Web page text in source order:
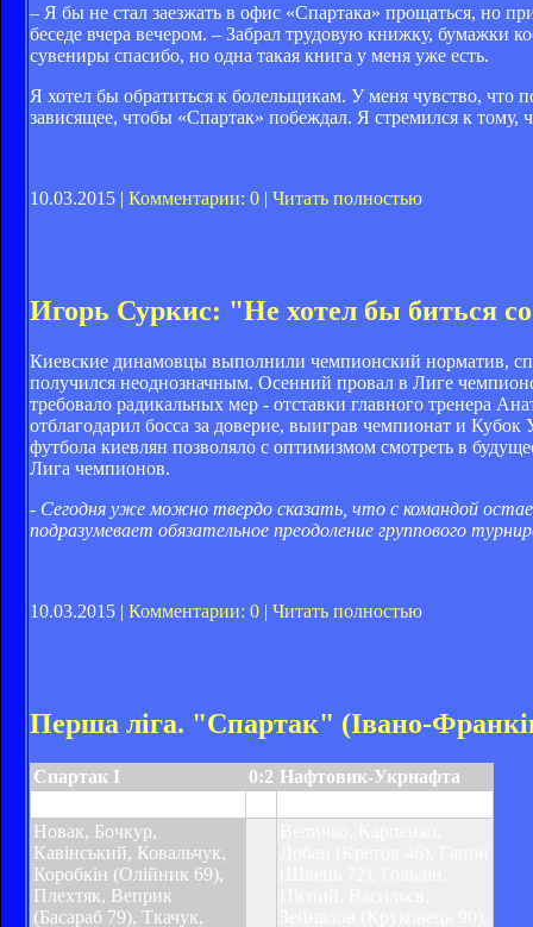
– Я бы не стал заезжать в офис «Спартака» прощаться, но
беседе вчера вечером. – Забрал трудовую книжку, бумажки
сувениры спасибо, но одна такая книга у меня уже есть.
Я хотел бы обратиться к болельщикам. У меня чувство, что
зависящее, чтобы «Спартак» побеждал. Я стремился к тому,
10.03.2015 | Комментарии: 0 | Читать полностью
Игорь Суркис: "Не хотел бы биться
Киевские динамовцы выполнили чемпионский норматив,
получился неоднозначным. Осенний провал в Лиге
требовало радикальных мер - отставки главного тренера
отблагодарил босса за доверие, выиграв чемпионат и
футбола киевлян позволяло с оптимизмом смотреть в
Лига чемпионов.
- Сегодня уже можно твердо сказать, что с командой
подразумевает обязательное преодоление группового
10.03.2015 | Комментарии: 0 | Читать полностью
Перша ліга. "Спартак" (Івано-
Спартак І 0:2 Нафтовик-Укрнафта
Новак, Бочкур,
Кавінський, Ковальчук,
Коробкін (Олійник 69),
Плехтяк, Веприк
(Басараб 79), Ткачук,